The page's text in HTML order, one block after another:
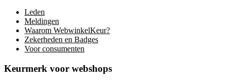
Leden
Meldingen
Waarom WebwinkelKeur?
Zekerheden en Badges
Voor consumenten
Keurmerk voor webshops